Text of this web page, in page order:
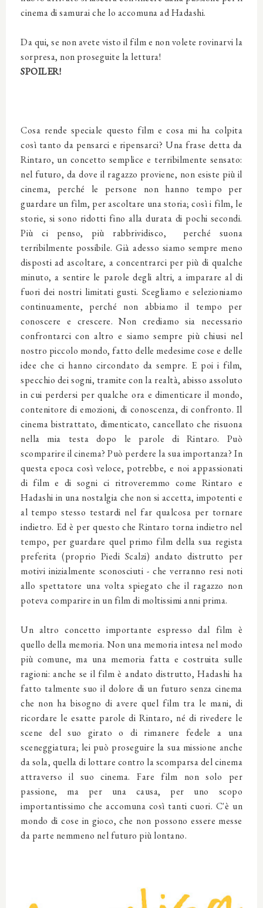
cinema di samurai che lo accomuna ad Hadashi.
Da qui, se non avete visto il film e non volete rovinarvi la
sorpresa, non proseguite la lettura!
SPOILER!
Cosa rende speciale questo film e cosa mi ha colpita
così tanto da pensarci e ripensarci? Una frase detta da
Rintaro, un concetto semplice e terribilmente sensato:
nel futuro, da dove il ragazzo proviene, non esiste più il
cinema, perché le persone non hanno tempo per
guardare un film, per ascoltare una storia; così i film, le
storie, si sono ridotti fino alla durata di pochi secondi.
Più ci penso, più rabbrividisco, perché suona
terribilmente possibile. Già adesso siamo sempre meno
disposti ad ascoltare, a concentrarci per più di qualche
minuto, a sentire le parole degli altri, a imparare al di
fuori dei nostri limitati gusti. Scegliamo e selezioniamo
continuamente, perché non abbiamo il tempo per
conoscere e crescere. Non crediamo sia necessario
confrontarci con altro e siamo sempre più chiusi nel
nostro piccolo mondo, fatto delle medesime cose e delle
idee che ci hanno circondato da sempre. E poi i film,
specchio dei sogni, tramite con la realtà, abisso assoluto
in cui perdersi per qualche ora e dimenticare il mondo,
contenitore di emozioni, di conoscenza, di confronto. Il
cinema bistrattato, dimenticato, cancellato che risuona
nella mia testa dopo le parole di Rintaro. Può
scomparire il cinema? Può perdere la sua importanza? In
questa epoca così veloce, potrebbe, e noi appassionati
di film e di sogni ci ritroveremmo come Rintaro e
Hadashi in una nostalgia che non si accetta, impotenti e
al tempo stesso testardi nel far qualcosa per tornare
indietro. Ed è per questo che Rintaro torna indietro nel
tempo, per guardare quel primo film della sua regista
preferita (proprio Piedi Scalzi) andato distrutto per
motivi inizialmente sconosciuti - che verranno resi noti
allo spettatore una volta spiegato che il ragazzo non
poteva comparire in un film di moltissimi anni prima.
Un altro concetto importante espresso dal film è
quello della memoria. Non una memoria intesa nel modo
più comune, ma una memoria fatta e costruita sulle
ragioni: anche se il film è andato distrutto, Hadashi ha
fatto talmente suo il dolore di un futuro senza cinema
che non ha bisogno di avere quel film tra le mani, di
ricordare le esatte parole di Rintaro, né di rivedere le
scene del suo girato o di rimanere fedele a una
sceneggiatura; lei può proseguire la sua missione anche
da sola, quella di lottare contro la scomparsa del cinema
attraverso il suo cinema. Fare film non solo per
passione, ma per una causa, per uno scopo
importantissimo che accomuna così tanti cuori. C'è un
mondo di cose in gioco, che non possono essere messe
da parte nemmeno nel futuro più lontano.